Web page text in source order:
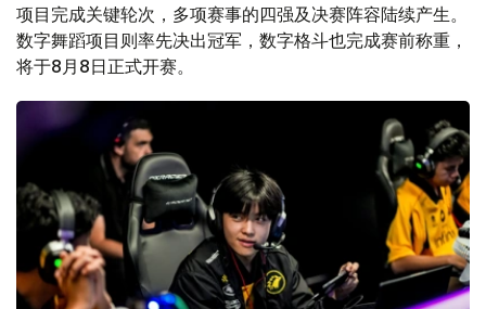
项目完成关键轮次，多项赛事的四强及决赛阵容陆续产生。
数字舞蹈项目则率先决出冠军，数字格斗也完成赛前称重，
将于8月8日正式开赛。